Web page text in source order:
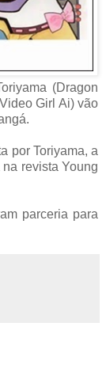
(Dragon
Girl Ai) vão
por Toriyama, a
revista Young
parceria para